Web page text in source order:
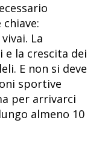
La
e la crescita dei
E non si deve
sportive
per arrivarci
almeno 10